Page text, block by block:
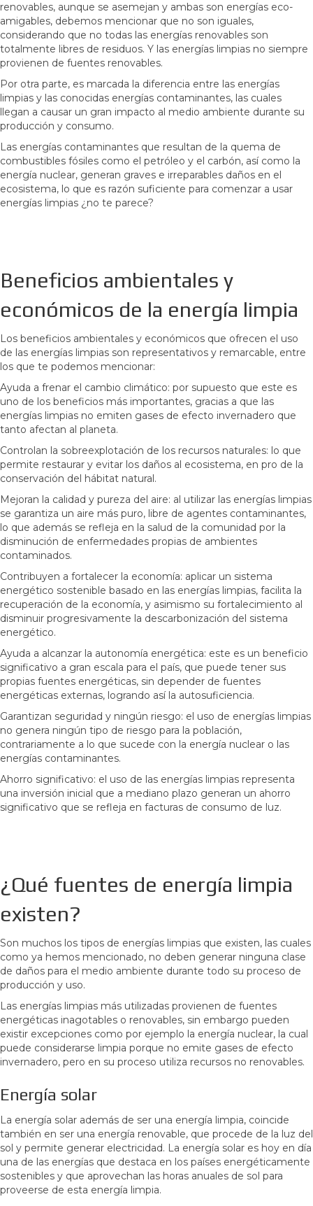
renovables, aunque se asemejan y ambas son energías eco-
amigables, debemos mencionar que no son iguales,
considerando que no todas las energías renovables son
totalmente libres de residuos. Y las energías limpias no siempre
provienen de fuentes renovables.
Por otra parte, es marcada la diferencia entre las energías
limpias y las conocidas energías contaminantes, las cuales
llegan a causar un gran impacto al medio ambiente durante su
producción y consumo.
Las energías contaminantes que resultan de la quema de
combustibles fósiles como el petróleo y el carbón, así como la
energía nuclear, generan graves e irreparables daños en el
ecosistema, lo que es razón suficiente para comenzar a usar
energías limpias ¿no te parece?
Beneficios ambientales y
económicos de la energía limpia
Los beneficios ambientales y económicos que ofrecen el uso
de las energías limpias son representativos y remarcable, entre
los que te podemos mencionar:
Ayuda a frenar el cambio climático: por supuesto que este es
uno de los beneficios más importantes, gracias a que las
energías limpias no emiten gases de efecto invernadero que
tanto afectan al planeta.
Controlan la sobreexplotación de los recursos naturales: lo que
permite restaurar y evitar los daños al ecosistema, en pro de la
conservación del hábitat natural.
Mejoran la calidad y pureza del aire: al utilizar las energías limpias
se garantiza un aire más puro, libre de agentes contaminantes,
lo que además se refleja en la salud de la comunidad por la
disminución de enfermedades propias de ambientes
contaminados.
Contribuyen a fortalecer la economía: aplicar un sistema
energético sostenible basado en las energías limpias, facilita la
recuperación de la economía, y asimismo su fortalecimiento al
disminuir progresivamente la descarbonización del sistema
energético.
Ayuda a alcanzar la autonomía energética: este es un beneficio
significativo a gran escala para el país, que puede tener sus
propias fuentes energéticas, sin depender de fuentes
energéticas externas, logrando así la autosuficiencia.
Garantizan seguridad y ningún riesgo: el uso de energías limpias
no genera ningún tipo de riesgo para la población,
contrariamente a lo que sucede con la energía nuclear o las
energías contaminantes.
Ahorro significativo: el uso de las energías limpias representa
una inversión inicial que a mediano plazo generan un ahorro
significativo que se refleja en facturas de consumo de luz.
¿Qué fuentes de energía limpia
existen?
Son muchos los tipos de energías limpias que existen, las cuales
como ya hemos mencionado, no deben generar ninguna clase
de daños para el medio ambiente durante todo su proceso de
producción y uso.
Las energías limpias más utilizadas provienen de fuentes
energéticas inagotables o renovables, sin embargo pueden
existir excepciones como por ejemplo la energía nuclear, la cual
puede considerarse limpia porque no emite gases de efecto
invernadero, pero en su proceso utiliza recursos no renovables.
Energía solar
La energía solar además de ser una energía limpia, coincide
también en ser una energía renovable, que procede de la luz del
sol y permite generar electricidad. La energía solar es hoy en día
una de las energías que destaca en los países energéticamente
sostenibles y que aprovechan las horas anuales de sol para
proveerse de esta energía limpia.